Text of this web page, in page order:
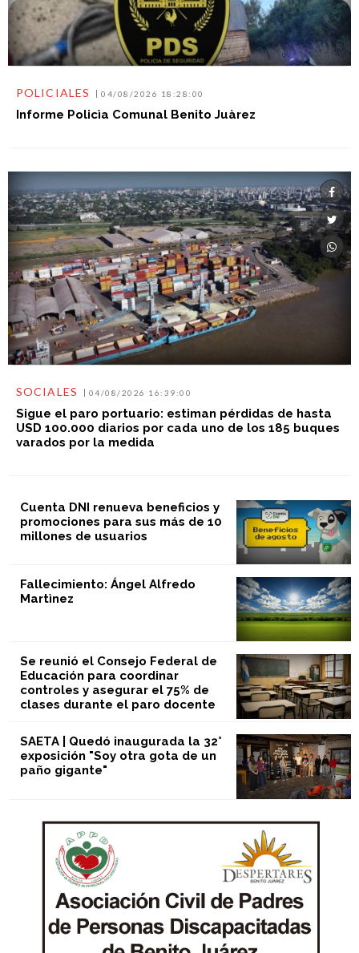
POLICIALES 04/08/2026 18:28:00
Informe Policìa Comunal Benito Juàrez
SOCIALES 04/08/2026 16:39:00
Sigue el paro portuario: estiman pérdidas de hasta
USD 100.000 diarios por cada uno de los 185 buques
varados por la medida
Cuenta DNI renueva beneficios y
promociones para sus más de 10
millones de usuarios
Fallecimiento: Ángel Alfredo
Martìnez
Se reunió el Consejo Federal de
Educación para coordinar
controles y asegurar el 75% de
clases durante el paro docente
SAETA | Quedó inaugurada la 32°
exposición "Soy otra gota de un
paño gigante"